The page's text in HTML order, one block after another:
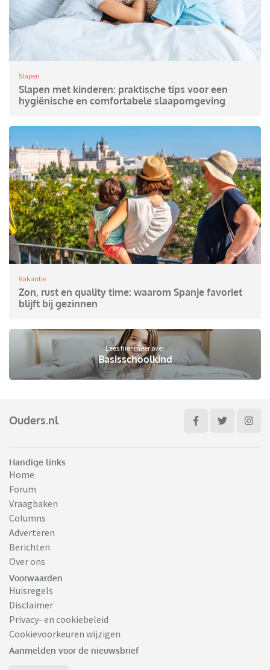
Slapen
Slapen met kinderen: praktische tips voor een
hygiënische en comfortabele slaapomgeving
Vakantie
Zon, rust en quality time: waarom Spanje favoriet
blijft bij gezinnen
Lees hier meer over
Basisschoolkind
Ouders.nl
Handige links
Home
Forum
Vraagbaken
Columns
Adverteren
Berichten
Over ons
Voorwaarden
Huisregels
Disclaimer
Privacy- en cookiebeleid
Cookievoorkeuren wijzigen
Aanmelden voor de nieuwsbrief